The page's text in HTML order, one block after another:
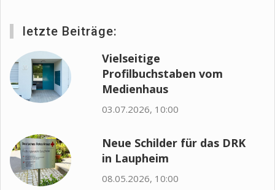
letzte Beiträge:
Vielseitige
Profilbuchstaben vom
Medienhaus
03.07.2026, 10:00
Neue Schilder für das DRK
in Laupheim
08.05.2026, 10:00